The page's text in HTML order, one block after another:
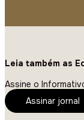
Leia também as
Assine o
Assinar jornal